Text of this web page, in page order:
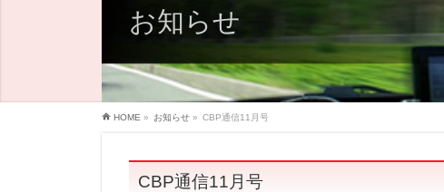
お知らせ
HOME » お知らせ » CBP通信11月号
CBP通信11月号